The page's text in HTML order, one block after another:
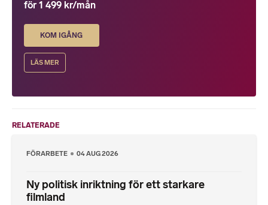
för 1 499 kr/mån
KOM IGÅNG
LÄS MER
RELATERADE
FÖRARBETE 04 AUG 2026
Ny politisk inriktning för ett starkare
filmland